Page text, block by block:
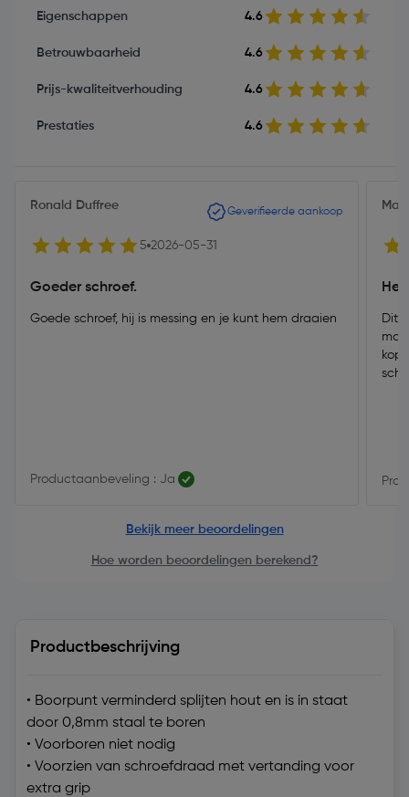
Eigenschappen 4.6
Betrouwbaarheid 4.6
Prijs-kwaliteitverhouding 4.6
Prestaties 4.6
Ronald Duffree Geverifieerde aankoop
5 2026-05-31
Goeder schroef.
Goede schroef, hij is messing en je kunt hem draaien
Productaanbeveling : Ja
Dit
kop
Bekijk meer beoordelingen
Hoe worden beoordelingen berekend?
Productbeschrijving
• Boorpunt verminderd splijten hout en is in staat
door 0,8mm staal te boren
• Voorboren niet nodig
• Voorzien van schroefdraad met vertanding voor
extra grip